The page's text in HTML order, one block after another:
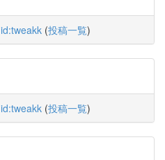
id:tweakk (投稿一覧)
id:tweakk (投稿一覧)